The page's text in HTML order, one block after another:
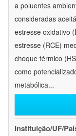
a poluentes
consideradas
estresse oxidativo
estresse (RCE)
choque térmico
como
metabólica...
Instituição/UF/